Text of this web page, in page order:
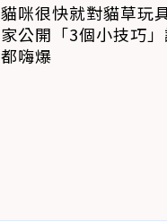
貓咪很快就對貓草玩
家公開「3個小技巧
都嗨爆